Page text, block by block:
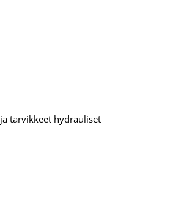
tarvikkeet hydrauliset